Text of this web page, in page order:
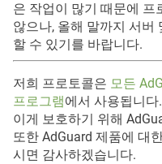
은 작업이 많기 때문에 프
않으나, 올해 말까지 서버
할 수 있기를 바랍니다.
저희 프로토콜은 모든
프로그램에서 사용됩니
이게 보호하기 위해
또한 AdGuard 제품에 대
시면 감사하겠습니다.